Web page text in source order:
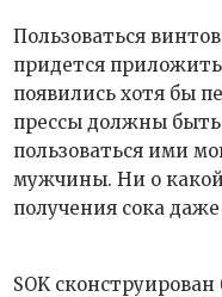
Пользоваться
придется
появились хотя бы
прессы должны
пользоваться ими
мужчины. Ни о какой
получения сока
SOK